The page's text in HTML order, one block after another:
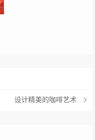
设计精美的咖啡艺术